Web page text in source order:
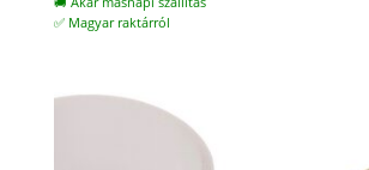
✅ Magyar raktárról